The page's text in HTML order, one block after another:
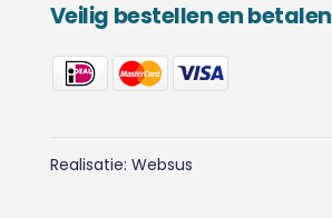
Veilig bestellen en betalen
Realisatie: Websus